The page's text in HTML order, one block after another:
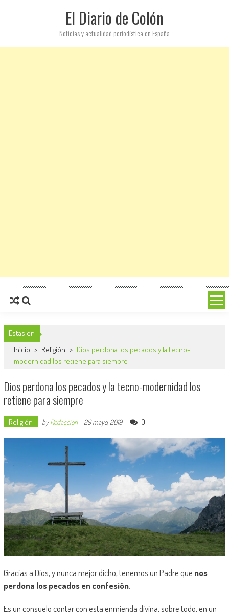
El Diario de Colón
Noticias y actualidad periodística en España
Estas en
Inicio > Religión > Dios perdona los pecados y la tecno-
modernidad los retiene para siempre
Dios perdona los pecados y la tecno-modernidad los
retiene para siempre
Religión byRedaccion- 29 mayo, 2019 0
Gracias a Dios, y nunca mejor dicho, tenemos un Padre que nos
perdona los pecados en confesión.
Es un consuelo contar con esta enmienda divina, sobre todo, en un